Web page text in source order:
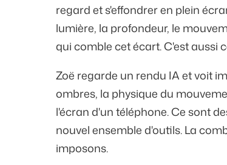
regard et s'effondrer en plein
lumière, la profondeur, le
qui comble cet écart. C'est aussi
Zoë regarde un rendu IA et voit
ombres, la physique du
l'écran d'un téléphone. Ce sont
nouvel ensemble d'outils. La
imposons.